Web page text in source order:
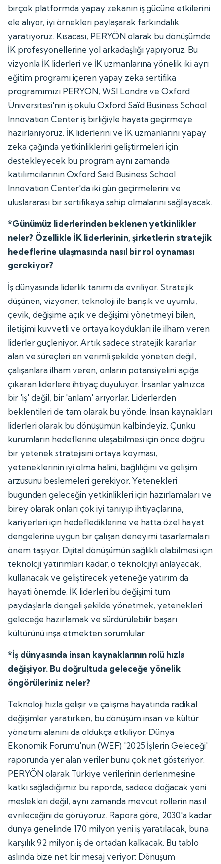
birçok platformda yapay zekanın iş gücüne etkilerini
ele alıyor, iyi örnekleri paylaşarak farkındalık
yaratıyoruz. Kısacası, PERYÖN olarak bu dönüşümde
İK profesyonellerine yol arkadaşlığı yapıyoruz. Bu
vizyonla İK liderleri ve İK uzmanlarına yönelik iki ayrı
eğitim programı içeren yapay zeka sertifika
programımızı PERYÖN, WSI Londra ve Oxford
Üniversitesi'nin iş okulu Oxford Saïd Business School
Innovation Center iş birliğiyle hayata geçirmeye
hazırlanıyoruz. İK liderlerini ve İK uzmanlarını yapay
zeka çağında yetkinliklerini geliştirmeleri için
destekleyecek bu program aynı zamanda
katılımcılarının Oxford Saïd Business School
Innovation Center'da iki gün geçirmelerini ve
uluslararası bir sertifikaya sahip olmalarını sağlayacak.
*Günümüz liderlerinden beklenen yetkinlikler
neler? Özellikle İK liderlerinin, şirketlerin stratejik
hedeflerine ulaşmasında nasıl bir rol oynaması
gerekiyor?
İş dünyasında liderlik tanımı da evriliyor. Stratejik
düşünen, vizyoner, teknoloji ile barışık ve uyumlu,
çevik, değişime açık ve değişimi yönetmeyi bilen,
iletişimi kuvvetli ve ortaya koydukları ile ilham veren
liderler güçleniyor. Artık sadece stratejik kararlar
alan ve süreçleri en verimli şekilde yöneten değil,
çalışanlara ilham veren, onların potansiyelini açığa
çıkaran liderlere ihtiyaç duyuluyor. İnsanlar yalnızca
bir 'iş' değil, bir 'anlam' arıyorlar. Liderlerden
beklentileri de tam olarak bu yönde. İnsan kaynakları
liderleri olarak bu dönüşümün kalbindeyiz. Çünkü
kurumların hedeflerine ulaşabilmesi için önce doğru
bir yetenek stratejisini ortaya koyması,
yeteneklerinin iyi olma halini, bağlılığını ve gelişim
arzusunu beslemeleri gerekiyor. Yetenekleri
bugünden geleceğin yetkinlikleri için hazırlamaları ve
birey olarak onları çok iyi tanıyıp ihtiyaçlarına,
kariyerleri için hedeflediklerine ve hatta özel hayat
dengelerine uygun bir çalışan deneyimi tasarlamaları
önem taşıyor. Dijital dönüşümün sağlıklı olabilmesi için
teknoloji yatırımları kadar, o teknolojiyi anlayacak,
kullanacak ve geliştirecek yeteneğe yatırım da
hayati önemde. İK liderleri bu değişimi tüm
paydaşlarla dengeli şekilde yönetmek, yetenekleri
geleceğe hazırlamak ve sürdürülebilir başarı
kültürünü inşa etmekten sorumlular.
*İş dünyasında insan kaynaklarının rolü hızla
değişiyor. Bu doğrultuda geleceğe yönelik
öngörüleriniz neler?
Teknoloji hızla gelişir ve çalışma hayatında radikal
değişimler yaratırken, bu dönüşüm insan ve kültür
yönetimi alanını da oldukça etkiliyor. Dünya
Ekonomik Forumu'nun (WEF) '2025 İşlerin Geleceği'
raporunda yer alan veriler bunu çok net gösteriyor.
PERYÖN olarak Türkiye verilerinin derlenmesine
katkı sağladığımız bu raporda, sadece doğacak yeni
meslekleri değil, aynı zamanda mevcut rollerin nasıl
evrileceğini de görüyoruz. Rapora göre, 2030'a kadar
dünya genelinde 170 milyon yeni iş yaratılacak, buna
karşılık 92 milyon iş de ortadan kalkacak. Bu tablo
aslında bize net bir mesaj veriyor: Dönüşüm